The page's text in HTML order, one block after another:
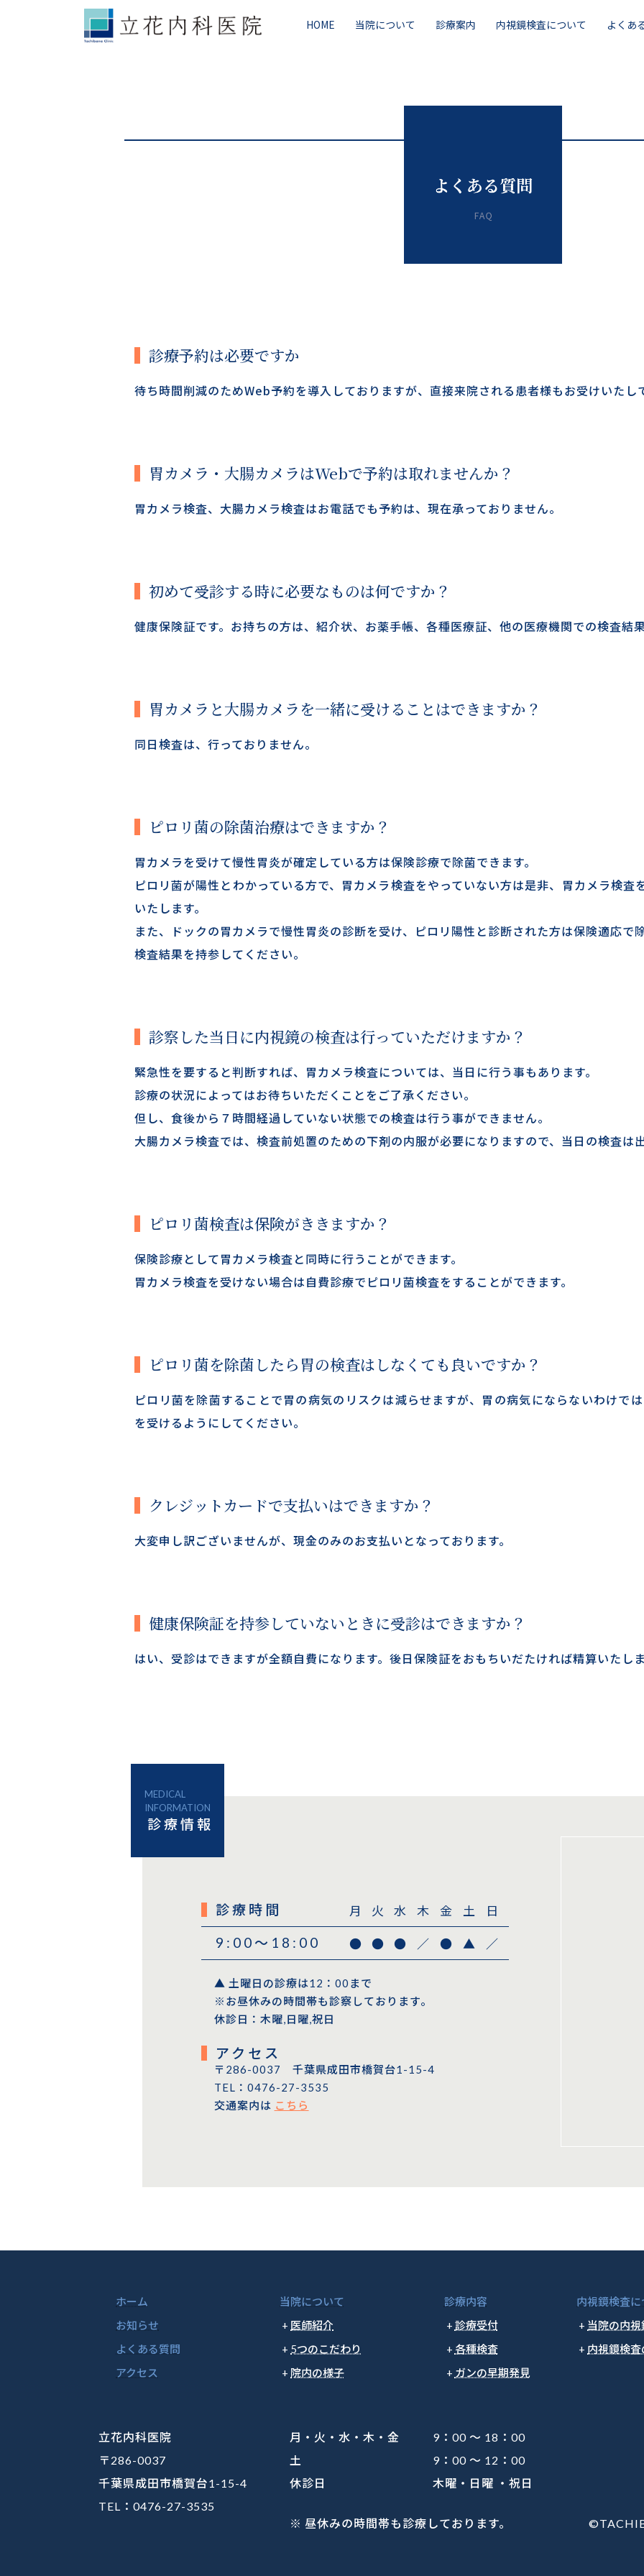
HOME 当院について 診療案内 内視鏡検査について よくあ
診療予約は必要ですか
待ち時間削減のためWeb予約を導入しておりますが、直接来院される患者様もお受けいたし
胃カメラ・大腸カメラはWebで予約は取れませんか？
胃カメラ検査、大腸カメラ検査はお電話でも予約は、現在承っておりません。
初めて受診する時に必要なものは何ですか？
健康保険証です。お持ちの方は、紹介状、お薬手帳、各種医療証、他の医療機関での検査結
胃カメラと大腸カメラを一緒に受けることはできますか？
同日検査は、行っておりません。
ピロリ菌の除菌治療はできますか？
胃カメラを受けて慢性胃炎が確定している方は保険診療で除菌できます。
ピロリ菌が陽性とわかっている方で、胃カメラ検査をやっていない方は是非、胃カメラ検
いたします。
また、ドックの胃カメラで慢性胃炎の診断を受け、ピロリ陽性と診断された方は保険適応で
検査結果を持参してください。
診察した当日に内視鏡の検査は行っていただけますか？
緊急性を要すると判断すれば、胃カメラ検査については、当日に行う事もあります。
診療の状況によってはお待ちいただくことをご了承ください。
但し、食後から７時間経過していない状態での検査は行う事ができません。
大腸カメラ検査では、検査前処置のための下剤の内服が必要になりますので、当日の検査は
ピロリ菌検査は保険がききますか？
保険診療として胃カメラ検査と同時に行うことができます。
胃カメラ検査を受けない場合は自費診療でピロリ菌検査をすることができます。
ピロリ菌を除菌したら胃の検査はしなくても良いですか？
ピロリ菌を除菌することで胃の病気のリスクは減らせますが、胃の病気にならないわけで
を受けるようにしてください。
クレジットカードで支払いはできますか？
大変申し訳ございませんが、現金のみのお支払いとなっております。
健康保険証を持参していないときに受診はできますか？
はい、受診はできますが全額自費になります。後日保険証をおもちいだたければ精算いたし
MEDICAL
INFORMATION
診療情報
診療時間 月 火 水 木 金 土 日
9:00〜18:00 ● ● ● ／ ● ▲ ／
▲ 土曜日の診療は12：00まで
※お昼休みの時間帯も診察しております。
休診日：木曜,日曜,祝日
アクセス
〒286-0037 千葉県成田市橋賀台1-15-4
TEL：0476-27-3535
交通案内は こちら
ホーム
お知らせ
よくある質問
アクセス
当院について
医師紹介
5つのこだわり
院内の様子
診療内容
診療受付
各種検査
ガンの早期発見
内視鏡検査
当院の内
内視鏡検
立花内科医院
〒286-0037
千葉県成田市橋賀台1-15-4
TEL：0476-27-3535
月・火・水・木・金
土
休診日
9：00 ～ 18：00
9：00 ～ 12：00
木曜・日曜 ・祝日
※ 昼休みの時間帯も診療しております。